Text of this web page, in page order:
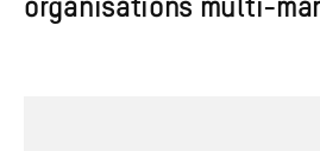
organisations multi-